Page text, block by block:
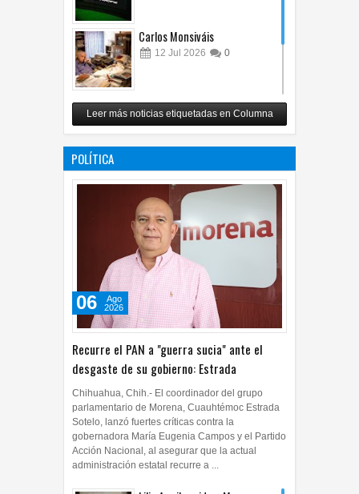
Carlos Monsiváis
12 Jul 2026 0
Revuelo en la inteligencia
artificial
Leer más noticias etiquetadas en Columna
POLÍTICA
Recurre el PAN a "guerra sucia" ante el
desgaste de su gobierno: Estrada
06
Ago
2026
Chihuahua, Chih.- El coordinador del grupo
parlamentario de Morena, Cuauhtémoc Estrada
Sotelo, lanzó fuertes críticas contra la
gobernadora María Eugenia Campos y el Partido
Acción Nacional, al asegurar que la actual
administración estatal recurre a ...